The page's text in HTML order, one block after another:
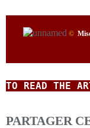
©
TO READ THE
PARTAGER